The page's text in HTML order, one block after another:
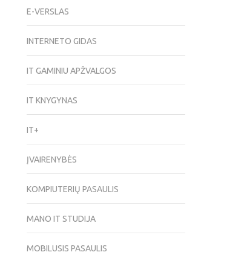
E-VERSLAS
INTERNETO GIDAS
IT GAMINIU APŽVALGOS
IT KNYGYNAS
IT+
ĮVAIRENYBĖS
KOMPIUTERIŲ PASAULIS
MANO IT STUDIJA
MOBILUSIS PASAULIS